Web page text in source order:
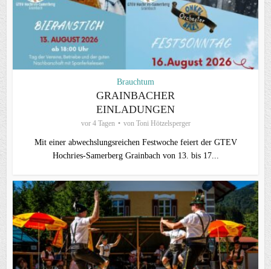
Brauchtum
GRAINBACHER
EINLADUNGEN
vor 4 Tagen von Toni Hötzelsperger
Mit einer abwechslungsreichen Festwoche feiert der GTEV
Hochries-Samerberg Grainbach von 13. bis 17...